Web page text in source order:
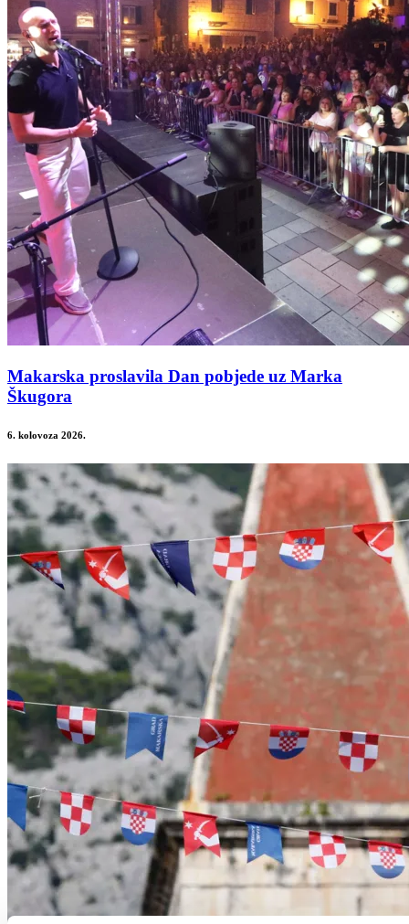
Makarska proslavila Dan pobjede uz Marka
Škugora
6. kolovoza 2026.